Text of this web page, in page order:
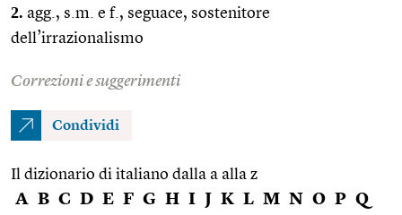
2. agg., s.m. e f., seguace, sostenitore
dell’irrazionalismo
Correzioni e suggerimenti
Condividi
Il dizionario di italiano dalla a alla z
A B C D E F G H I J K L M N O P Q